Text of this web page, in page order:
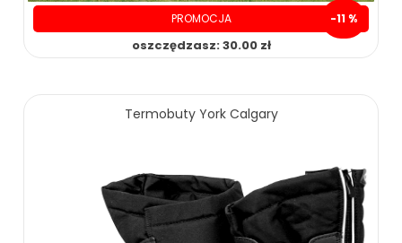
389.00 zł 519.00 zł
PROMOCJA -11 %
oszczędzasz: 30.00 zł
Termobuty York Calgary